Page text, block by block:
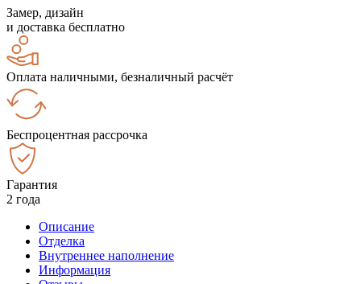
Замер, дизайн
и доставка бесплатно
Оплата наличными, безналичный расчёт
Беспроцентная рассрочка
Гарантия
2 года
Описание
Отделка
Внутреннее наполнение
Информация